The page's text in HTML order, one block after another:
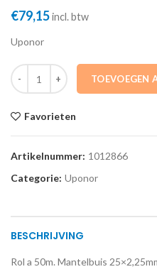
€79,15incl. btw
Uponor
1012866 Rol a 50m. Mantelbuis
TOEVOEGEN
Favorieten
Artikelnummer: 1012866
Categorie: Uponor
BESCHRIJVING
Rol a 50m. Mantelbuis